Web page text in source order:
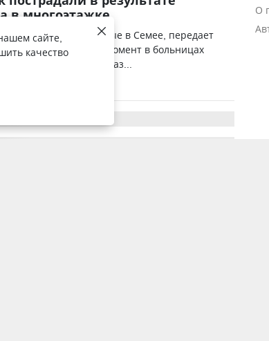
в многоэтажке
в минувшие выходные в Семее, передает
— На данный момент в больницах
— рассказ...
О
сайте,
качество